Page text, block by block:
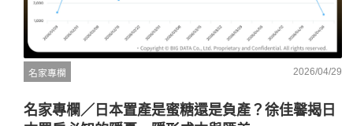
名家專欄 2026/04/29
名家專欄／日本置產是蜜糖還是負產？徐佳馨揭日